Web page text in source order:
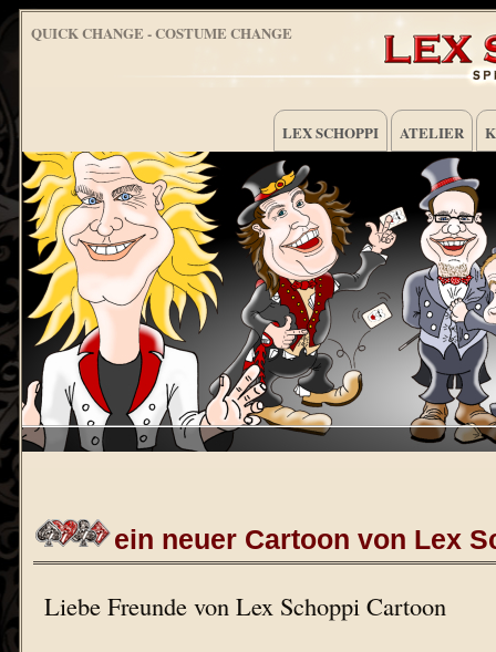
QUICK CHANGE - COSTUME CHANGE
LEX SCHOPPI ATELIER
ein neuer Cartoon von Lex
Liebe Freunde von Lex Schoppi Cartoon